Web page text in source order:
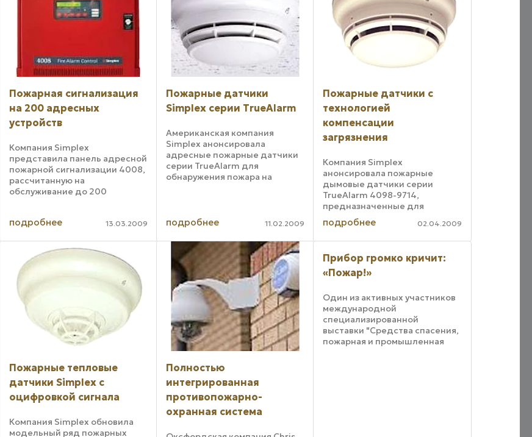
Пожарная сигнализация
на 200 адресных
устройств
Компания Simplex
представила панель адресной
пожарной сигнализации 4008,
рассчитанную на
обслуживание до 200
на небольших объектах
квадратных метров. Для
отображения информации о ...
подробнее 13.03.2009
Пожарные датчики
Simplex серии TrueAlarm
Американская компания
Simplex анонсировала
адресные пожарные датчики
серии TrueAlarm для
обнаружения пожара на
комбинированными
Simplex подключаются к ...
подробнее 11.02.2009
Пожарные датчики с
технологией
компенсации
загрязнения
Компания Simplex
анонсировала пожарные
дымовые датчики серии
TrueAlarm 4098-9714,
предназначенные для
раннего обнаружения
возгорания или задымления в
закрытых помещениях. Новые
идентифицируют пожар по
значению оптической ...
подробнее 02.04.2009
Пожарные тепловые
датчики Simplex с
оцифровкой сигнала
Компания Simplex обновила
модельный ряд пожарных
Полностью
интегрированная
противопожарно-
охранная система
Прибор громко кричит:
«Пожар!»
Один из активных участников
международной
специализированной
выставки "Средства спасения,
пожарная и промышленная